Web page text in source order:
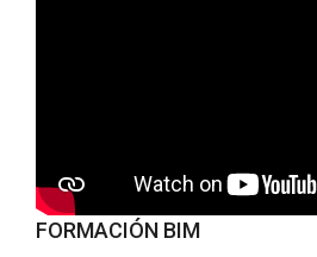
FORMACIÓN BIM